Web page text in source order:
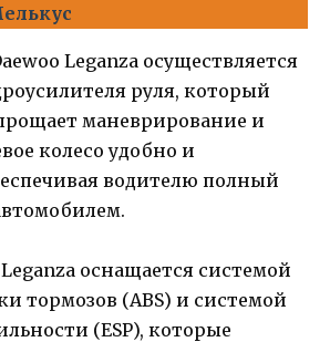
Leganza осуществляется
руля, который
маневрирование и
колесо удобно и
водителю полный
оснащается системой
тормозов (ABS) и системой
(ESP), которые